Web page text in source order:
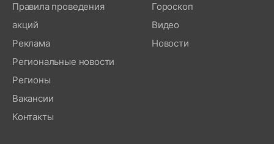
Правила проведения
акций
Реклама
Региональные новости
Регионы
Вакансии
Контакты
Гороскоп
Видео
Новости